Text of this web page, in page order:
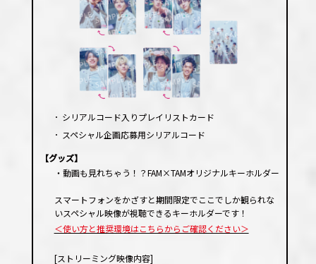
･ シリアルコード入りプレイリストカード
･ スペシャル企画応募用シリアルコード
【グッズ】
・動画も見れちゃう！？FAM×TAMオリジナルキーホルダー
スマートフォンをかざすと期間限定でここでしか観られな
いスペシャル映像が視聴できるキーホルダーです！
＜使い方と推奨環境はこちらからご確認ください＞
[ストリーミング映像内容]